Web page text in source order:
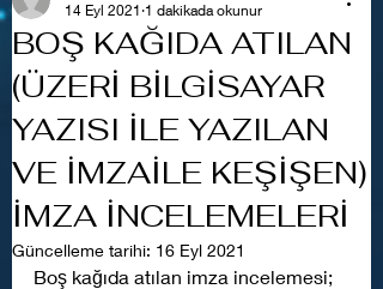
BOŞ KAĞIDA ATILAN
(ÜZERİ BİLGİSAYAR
YAZISI İLE YAZILAN
VE İMZAİLE KEŞİŞEN)
İMZA İNCELEMELERİ
14 Eyl 2021 1 dakikada okunur
Güncelleme tarihi: 16 Eyl 2021
Boş kağıda atılan imza incelemesi;